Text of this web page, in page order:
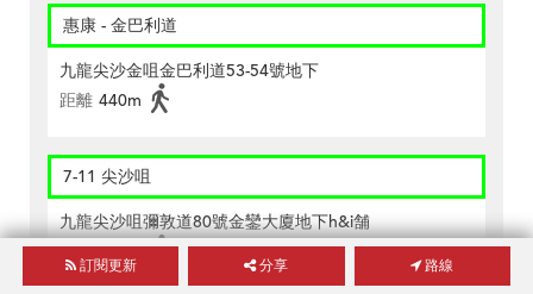
惠康 - 金巴利道
九龍尖沙金咀金巴利道53-54號地下
距離 440m
7-11 尖沙咀
九龍尖沙咀彌敦道80號金鑾大廈地下h&i舗
距離 270m
訂閱更新 分享 路線